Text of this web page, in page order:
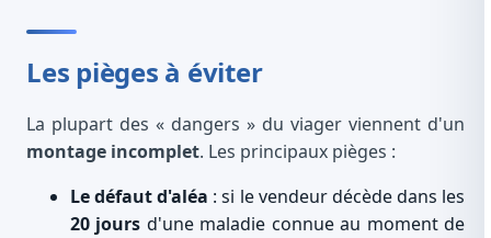
Les pièges à éviter
La plupart des « dangers » du viager viennent d'un
montage incomplet. Les principaux pièges :
Le défaut d'aléa : si le vendeur décède dans les
20 jours d'une maladie connue au moment de